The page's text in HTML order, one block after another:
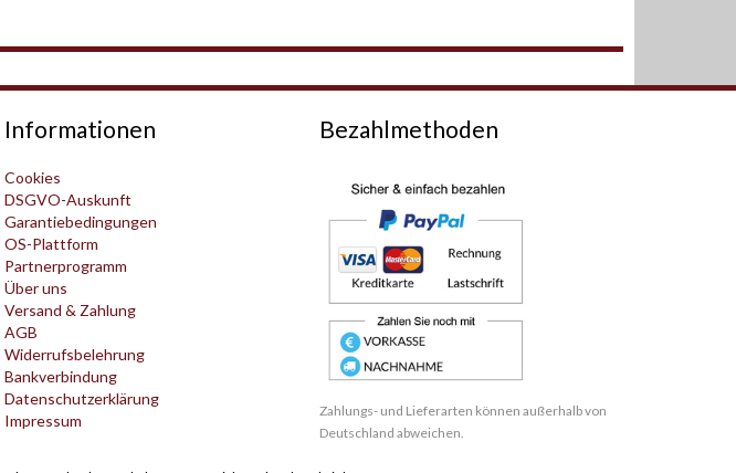
Informationen
Cookies
DSGVO-Auskunft
Garantiebedingungen
OS-Plattform
Partnerprogramm
Über uns
Versand & Zahlung
AGB
Widerrufsbelehrung
Bankverbindung
Datenschutzerklärung
Impressum
Bezahlmethoden
Zahlungs- und Lieferarten können außerhalb von
Deutschland abweichen.